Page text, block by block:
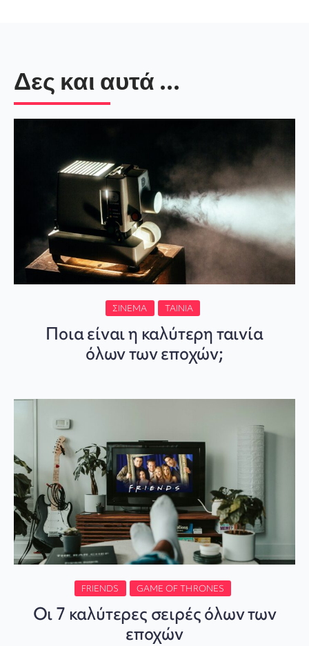
Δες και αυτά ...
ΣΙΝΕΜΆ ΤΑΙΝΊΑ
Ποια είναι η καλύτερη ταινία
όλων των εποχών;
FRIENDS GAME OF THRONES
Οι 7 καλύτερες σειρές όλων των
εποχών